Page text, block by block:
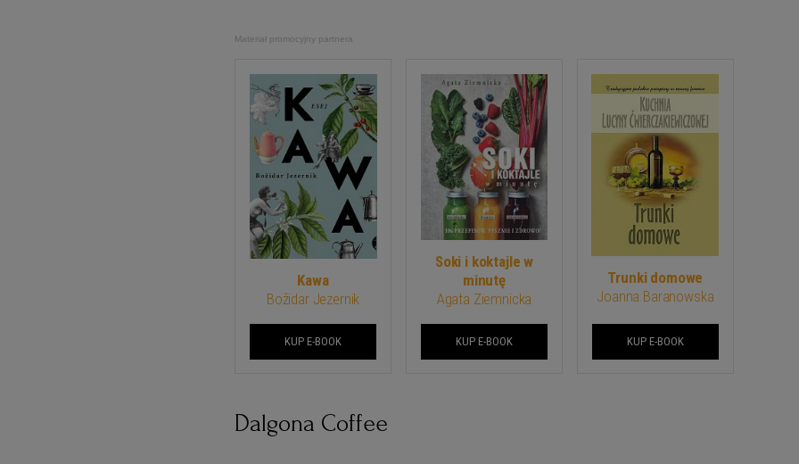
Materiał promocyjny partnera
Kawa
Božidar Jezernik
KUP E-BOOK
Soki i koktajle w
minutę
Agata Ziemnicka
KUP E-BOOK
Trunki domowe
Joanna Baranowska
KUP E-BOOK
Dalgona Coffee